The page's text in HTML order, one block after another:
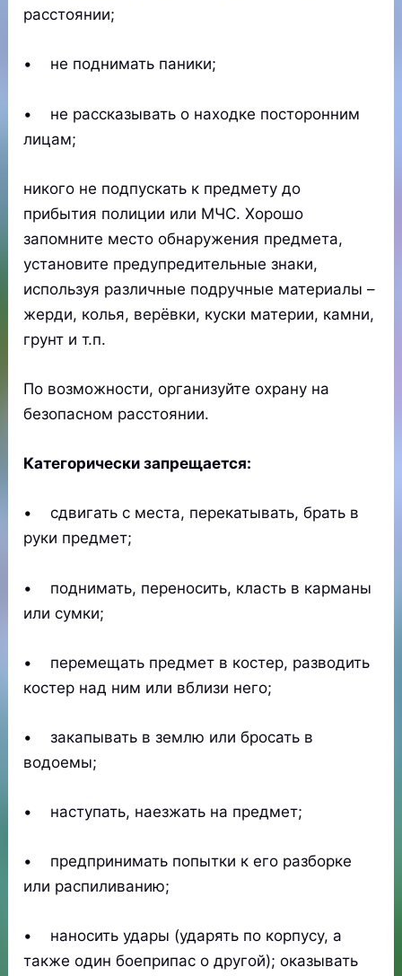
расстоянии;
• не поднимать паники;
• не рассказывать о находке посторонним
лицам;
никого не подпускать к предмету до
прибытия полиции или МЧС. Хорошо
запомните место обнаружения предмета,
установите предупредительные знаки,
используя различные подручные материалы –
жерди, колья, верёвки, куски материи, камни,
грунт и т.п.
По возможности, организуйте охрану на
безопасном расстоянии.
Категорически запрещается:
• сдвигать с места, перекатывать, брать в
руки предмет;
• поднимать, переносить, класть в карманы
или сумки;
• перемещать предмет в костер, разводить
костер над ним или вблизи него;
• закапывать в землю или бросать в
водоемы;
• наступать, наезжать на предмет;
• предпринимать попытки к его разборке
или распиливанию;
• наносить удары (ударять по корпусу, а
также один боеприпас о другой); оказывать